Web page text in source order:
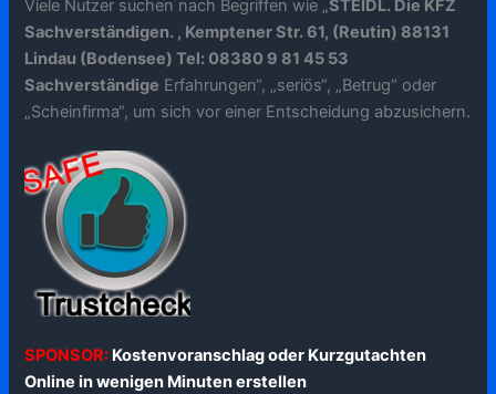
Viele Nutzer suchen nach Begriffen wie „STEIDL. Die KFZ
Sachverständigen. , Kemptener Str. 61, (Reutin) 88131
Lindau (Bodensee) Tel: 08380 9 81 45 53
Sachverständige Erfahrungen“, „seriös“, „Betrug“ oder
„Scheinfirma“, um sich vor einer Entscheidung abzusichern.
SPONSOR: Kostenvoranschlag oder Kurzgutachten
Online in wenigen Minuten erstellen